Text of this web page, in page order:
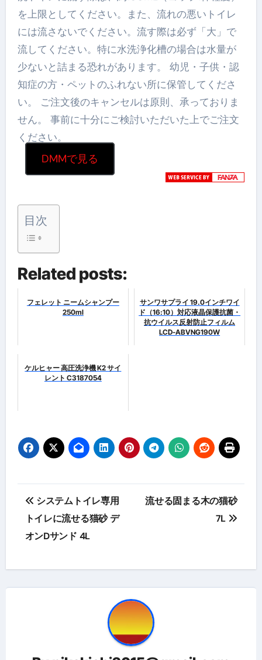
を上限としてください。また、流れの悪いトイレ
には流さないでください。流す際は必ず「大」で
流してください。特に水洗浄化槽の場合は水量が
少ないと詰まる恐れがあります。 幼児・子供・認
知症の方・ペットのふれない所に保管してくださ
い。 ご注文後のキャンセルは原則、承っておりま
せん。 事前に十分にご検討いただいた上でご注文
ください。
DMMで見る
目次
Related posts:
フェレット ニームシャンプー
250ml
サンワサプライ 19.0インチワイ
ド（16:10）対応液晶保護抗菌・
抗ウイルス反射防止フィルム
LCD-ABVNG190W
ケルヒャー 高圧洗浄機 K2 サイ
レント C3187054
投
稿
ナ
ビ
ゲ
システムトイレ専用
トイレに流せる猫砂 デ
オンDサンド 4L
流せる固まる木の猫砂
7L